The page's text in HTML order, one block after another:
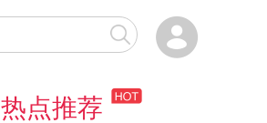

热点推荐